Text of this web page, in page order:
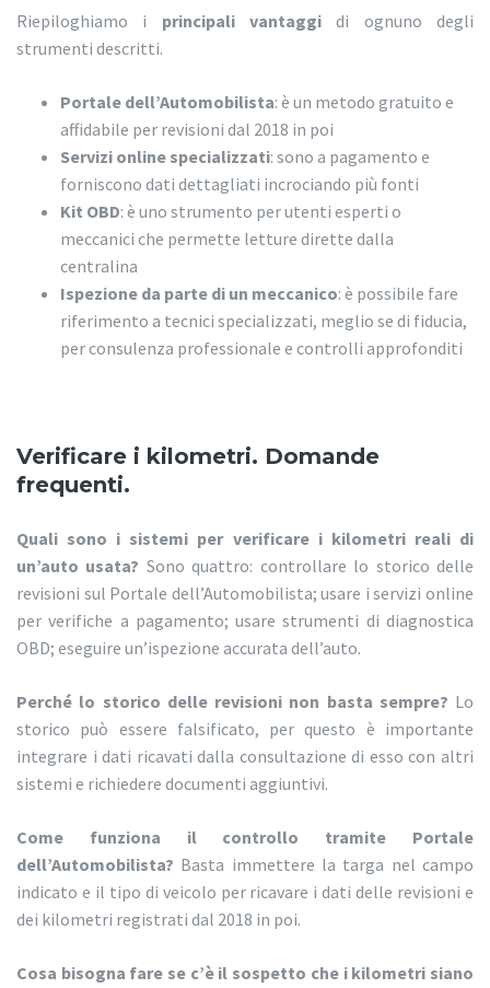
Riepiloghiamo i principali vantaggi di ognuno degli
strumenti descritti.
Portale dell’Automobilista: è un metodo gratuito e
affidabile per revisioni dal 2018 in poi
Servizi online specializzati: sono a pagamento e
forniscono dati dettagliati incrociando più fonti
Kit OBD: è uno strumento per utenti esperti o
meccanici che permette letture dirette dalla
centralina
Ispezione da parte di un meccanico: è possibile fare
riferimento a tecnici specializzati, meglio se di fiducia,
per consulenza professionale e controlli approfonditi
Verificare i kilometri. Domande
frequenti.
Quali sono i sistemi per verificare i kilometri reali di
un’auto usata? Sono quattro: controllare lo storico delle
revisioni sul Portale dell’Automobilista; usare i servizi online
per verifiche a pagamento; usare strumenti di diagnostica
OBD; eseguire un’ispezione accurata dell’auto.
Perché lo storico delle revisioni non basta sempre? Lo
storico può essere falsificato, per questo è importante
integrare i dati ricavati dalla consultazione di esso con altri
sistemi e richiedere documenti aggiuntivi.
Come funziona il controllo tramite Portale
dell’Automobilista? Basta immettere la targa nel campo
indicato e il tipo di veicolo per ricavare i dati delle revisioni e
dei kilometri registrati dal 2018 in poi.
Cosa bisogna fare se c’è il sospetto che i kilometri siano